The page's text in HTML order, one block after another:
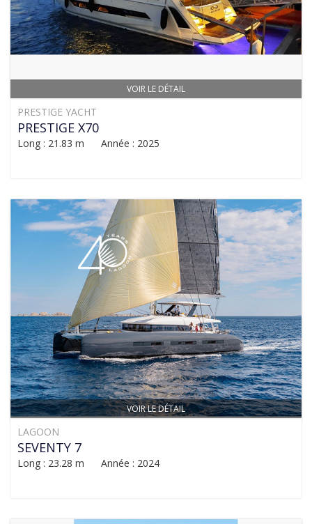
VOIR LE DÉTAIL
PRESTIGE YACHT
PRESTIGE X70
Long : 21.83 m Année : 2025
VOIR LE DÉTAIL
LAGOON
SEVENTY 7
Long : 23.28 m Année : 2024